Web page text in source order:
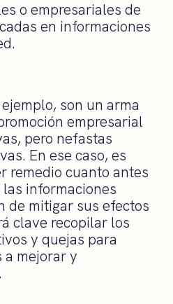
o empresariales de
en informaciones
son un arma
empresarial
pero nefastas
En ese caso, es
remedio cuanto antes
informaciones
de mitigar sus efectos
clave recopilar los
y quejas para
mejorar y